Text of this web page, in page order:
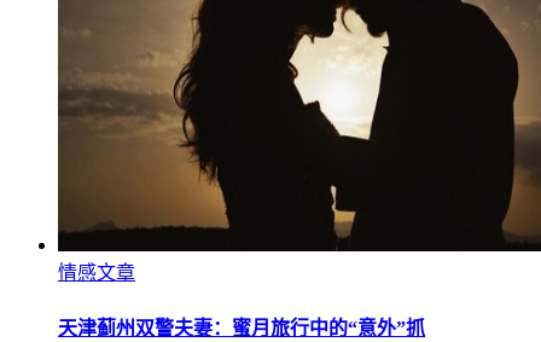
情感文章
天津蓟州双警夫妻：蜜月旅行中的“意外”抓